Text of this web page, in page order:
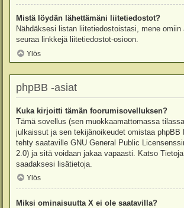
Mistä löydän lähettämäni liitetiedostot?
Nähdäksesi listan liitetiedostoistasi, mene omiin
seuraa linkkejä liitetiedostot-osioon.
Ylös
phpBB -asiat
Kuka kirjoitti tämän foorumisovelluksen?
Tämä sovellus (sen muokkaamattomassa
julkaissut ja sen tekijänoikeudet omistaa phpBB
tehty saataville GNU General Public
2.0) ja sitä voidaan jakaa vapaasti. Katso
saadaksesi lisätietoja.
Ylös
Miksi ominaisuutta X ei ole saatavilla?